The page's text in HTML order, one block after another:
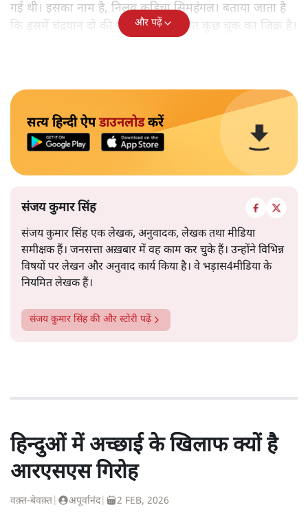
गई थी। इसका नाम है, निलवु कुडिचा सिमहंगल। बताया जाता है
कि इसमें चंद्रयान दो की नाकामी से संबंधित कुछ चूक का जिक्र है।
और पढ़ें
सत्य हिन्दी ऐपडाउनलोडकरें
संजय कुमार सिंह
संजय कुमार सिंह एक लेखक, अनुवादक, लेखक तथा मीडिया
समीक्षक हैं। जनसत्ता अख़बार में वह काम कर चुके हैं। उन्होंने विभिन्न
विषयों पर लेखन और अनुवाद कार्य किया है। वे भड़ास4मीडिया के
नियमित लेखक हैं।
संजय कुमार सिंहकी और स्टोरी पढ़ें
हिन्दुओं में अच्छाई के खिलाफ क्यों है
आरएसएस गिरोह
वक़्त-बेवक़्त अपूर्वानंद| 2 FEB, 2026